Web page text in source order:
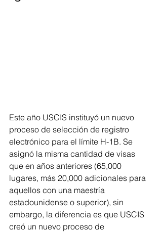
Este año USCIS instituyó un nuevo
proceso de selección de registro
electrónico para el límite H-1B. Se
asignó la misma cantidad de visas
que en años anteriores (65,000
lugares, más 20,000 adicionales para
aquellos con una maestría
estadounidense o superior), sin
embargo, la diferencia es que USCIS
creó un nuevo proceso de